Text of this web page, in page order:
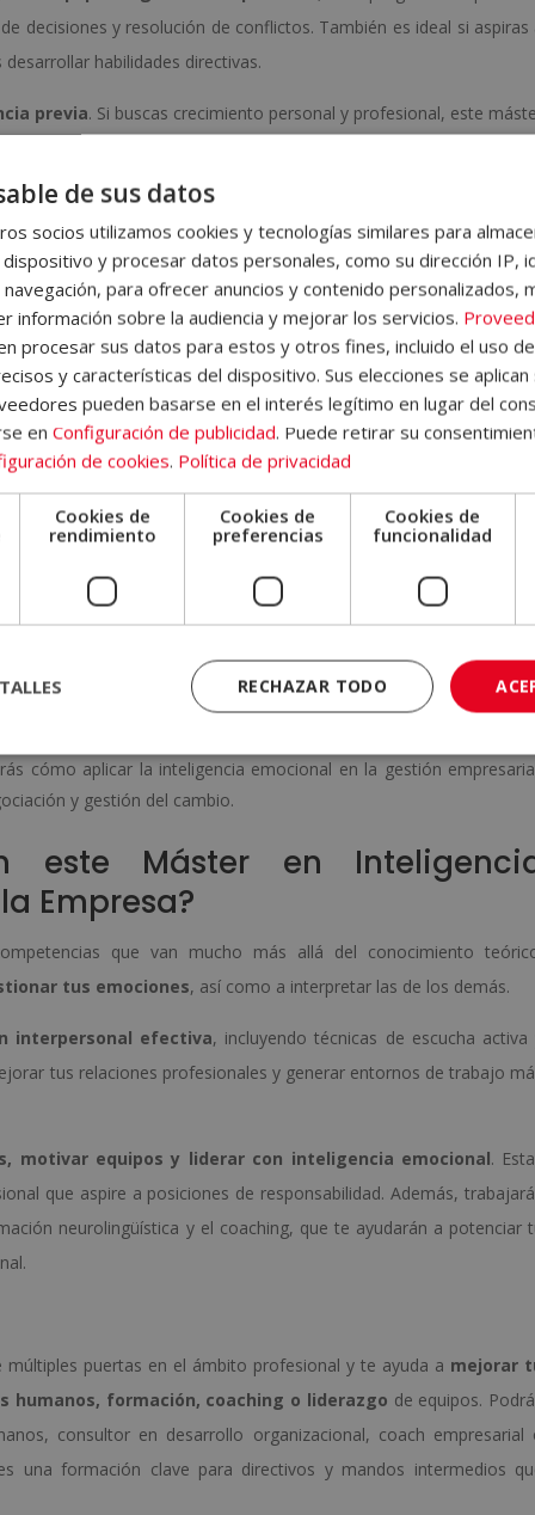
decisiones y resolución de conflictos. También es ideal si aspiras
habilidades directivas.
previa. Si buscas crecimiento personal y profesional, este
las emociones en cualquier contexto.
ofrecerte una formación completa y progresiva en
son los principales bloques que estudiarás:
. Comenzarás entendiendo qué es la inteligencia, qué son las
humano, incluyendo teorías clave y modelos reconocidos.
cómo evolucionan las emociones a lo largo de la vida y
emocional.
. Trabajarás herramientas para mejorar tu conciencia emocional,
. Descubrirás cómo gestionar tus emociones en situaciones de
. Desarrollarás competencias clave para mejorar tus relaciones
asertividad y la comunicación no verbal.
a aplicar técnicas de coaching para potenciar el
como en equipos.
cómo aplicar la inteligencia emocional en la gestión
y gestión del cambio.
este Máster en
Empresa?
que van mucho más allá del conocimiento
tus emociones, así como a interpretar las de los demás.
interpersonal efectiva, incluyendo técnicas de escucha activa
tus relaciones profesionales y generar entornos de trabajo
motivar equipos y liderar con inteligencia emocional.
que aspire a posiciones de responsabilidad. Además,
neurolingüística y el coaching, que te ayudarán a potenciar
puertas en el ámbito profesional y te ayuda a mejorar
humanos, formación, coaching o liderazgo de equipos.
consultor en desarrollo organizacional, coach empresarial
una formación clave para directivos y mandos intermedios
de sus datos
socios utilizamos cookies y tecnologías similares para
dispositivo y procesar datos personales, como su dirección IP,
para ofrecer anuncios y contenido personalizados,
información sobre la audiencia y mejorar los servicios.
procesar sus datos para estos y otros fines, incluido el uso
y características del dispositivo. Sus elecciones se
pueden basarse en el interés legítimo en lugar del
en Configuración de publicidad. Puede retirar su
de cookies. Política de privacidad
Cookies de
rendimiento
Cookies de
preferencias
Cookies de
funcionalidad
RECHAZAR TODO